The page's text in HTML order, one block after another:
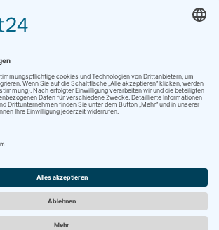
53
von anderen erwartet, das tut auch
Kindergarten Hohentengen